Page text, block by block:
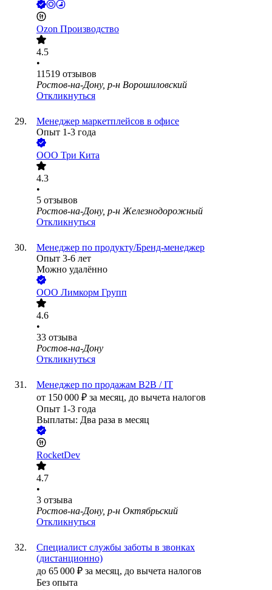
Ozon Производство
4.5
•
11519 отзывов
Ростов-на-Дону, р-н Ворошиловский
Откликнуться
Менеджер маркетплейсов в офисе
Опыт 1-3 года
ООО Три Кита
4.3
•
5 отзывов
Ростов-на-Дону, р-н Железнодорожный
Откликнуться
Менеджер по продукту/Бренд-менеджер
Опыт 3-6 лет
Можно удалённо
ООО Лимкорм Групп
4.6
•
33 отзыва
Ростов-на-Дону
Откликнуться
Менеджер по продажам B2B / IT
от 150 000 ₽ за месяц, до вычета налогов
Опыт 1-3 года
Выплаты: Два раза в месяц
RocketDev
4.7
•
3 отзыва
Ростов-на-Дону, р-н Октябрьский
Откликнуться
Специалист службы заботы в звонках
(дистанционно)
до 65 000 ₽ за месяц, до вычета налогов
Без опыта